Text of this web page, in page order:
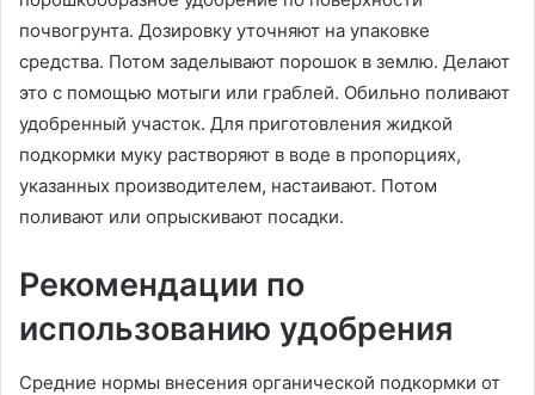
почвогрунта. Дозировку уточняют на упаковке
средства. Потом заделывают порошок в землю. Делают
это с помощью мотыги или граблей. Обильно поливают
удобренный участок. Для приготовления жидкой
подкормки муку растворяют в воде в пропорциях,
указанных производителем, настаивают. Потом
поливают или опрыскивают посадки.
Рекомендации по
использованию удобрения
Средние нормы внесения органической подкормки от